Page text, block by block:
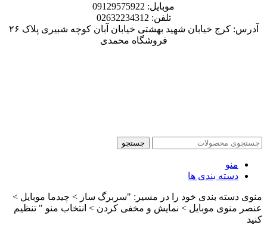
موبایل: 09129575922
تلفن: 02632234312
آدرس: کرج خیابان شهید بهشتی خیابان آبان کوچه شبیری پلاک ۲۶
فروشگاه محمدی
جستجو
منو
دسته بندی ها
منوی دسته بندی خود را در مسیر: "سربرگ ساز > چیدما موبایل >
عنصر منوی موبایل > نمایش و مخفی کردن > انتخاب منو " تنظیم
کنید